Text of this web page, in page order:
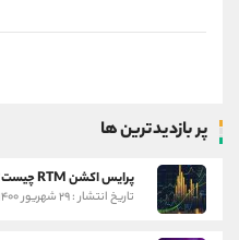
پر بازدیدترین ها
پرایس اکشن RTM چیست؟
تاریخ انتشار : ۲۹ شهریور ۱۴۰۰